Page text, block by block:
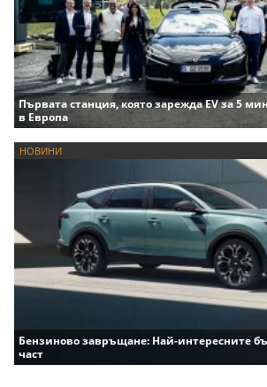
Първата станция, която зарежда EV за 5
в Европа
НОВИНИ
Бензиново завръщане: Най-интересните
част